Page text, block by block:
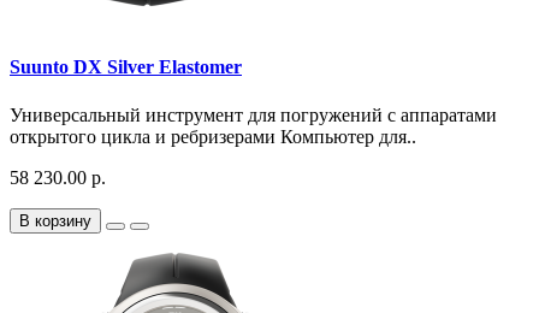
Suunto DX Silver Elastomer
Универсальный инструмент для погружений с аппаратами
открытого цикла и ребризерами Компьютер для..
58 230.00 р.
В корзину